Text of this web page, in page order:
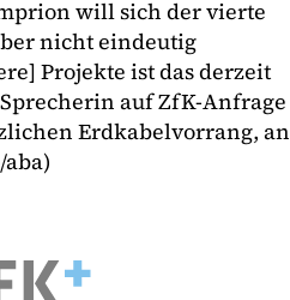
will sich der vierte
nicht eindeutig
Projekte ist das derzeit
auf ZfK-Anfrage
Erdkabelvorrang, an